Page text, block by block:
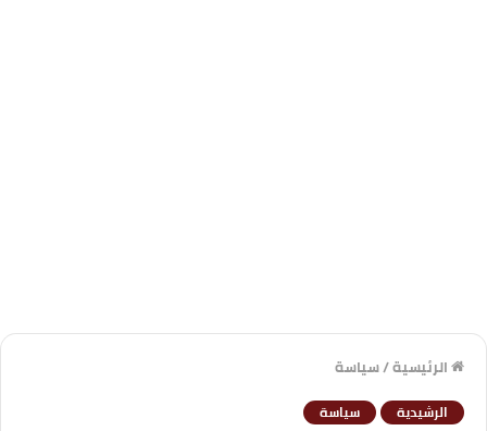
الرئيسية/سياسة
الرشيدية سياسة